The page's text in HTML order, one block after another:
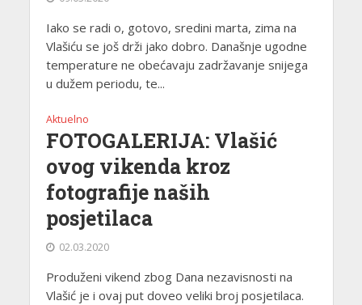
Iako se radi o, gotovo, sredini marta, zima na
Vlašiću se još drži jako dobro. Današnje ugodne
temperature ne obećavaju zadržavanje snijega
u dužem periodu, te...
Aktuelno
FOTOGALERIJA: Vlašić
ovog vikenda kroz
fotografije naših
posjetilaca
02.03.2020
Produženi vikend zbog Dana nezavisnosti na
Vlašić je i ovaj put doveo veliki broj posjetilaca.